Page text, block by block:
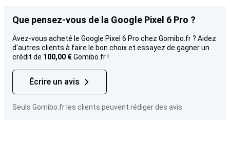
Que pensez-vous de la Google Pixel 6 Pro ?
Avez-vous acheté le Google Pixel 6 Pro chez Gomibo.fr ? Aidez
d'autres clients à faire le bon choix et essayez de gagner un
crédit de 100,00 €Gomibo.fr !
Écrire un avis
Seuls Gomibo.fr les clients peuvent rédiger des avis.